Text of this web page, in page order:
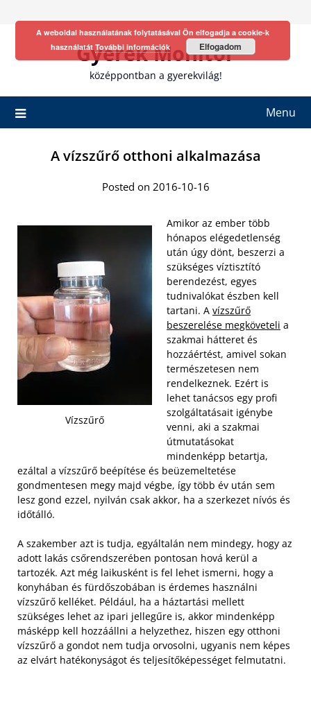
Gyerek Monitor
középpontban a gyerekvilág!
Menu
A vízszűrő otthoni alkalmazása
Posted on 2016-10-16
Vízszűrő
Amikor az ember több
hónapos elégedetlenség
után úgy dönt, beszerzi a
szükséges víztisztító
berendezést, egyes
tudnivalókat észben kell
tartani. A vízszűrő
beszerelése megköveteli a
szakmai hátteret és
hozzáértést, amivel sokan
természetesen nem
rendelkeznek. Ezért is
lehet tanácsos egy profi
szolgáltatásait igénybe
venni, aki a szakmai
útmutatásokat
mindenképp betartja,
ezáltal a vízszűrő beépítése és beüzemeltetése
gondmentesen megy majd végbe, így több év után sem
lesz gond ezzel, nyilván csak akkor, ha a szerkezet nívós és
időtálló.
A szakember azt is tudja, egyáltalán nem mindegy, hogy az
adott lakás csőrendszerében pontosan hová kerül a
tartozék. Azt még laikusként is fel lehet ismerni, hogy a
konyhában és fürdőszobában is érdemes használni
vízszűrő kelléket. Például, ha a háztartási mellett
szükséges lehet az ipari jellegűre is, akkor mindenképp
másképp kell hozzáállni a helyzethez, hiszen egy otthoni
vízszűrő a gondot nem tudja orvosolni, ugyanis nem képes
az elvárt hatékonyságot és teljesítőképességet felmutatni.
A weboldal használatának folytatásával Ön elfogadja a cookie-k
használatát További információk Elfogadom